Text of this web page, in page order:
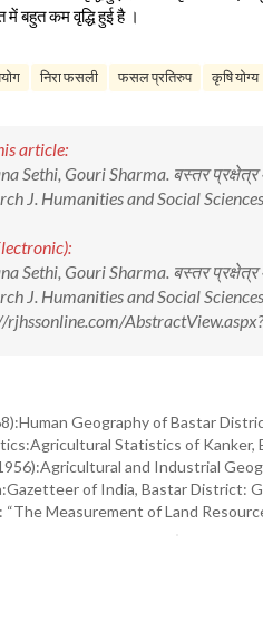
में बहुत कम वृद्धि हुई है ।
निरा फसली फसल प्रतिरुप कृषि योग्य
article:
Sethi, Gouri Sharma. बस्तर प्रक्षेत्र
J. Humanities and Social
Sethi, Gouri Sharma. बस्तर प्रक्षेत्र
J. Humanities and Social
rjhssonline.com/
Geography of Bastar
Statistics of Kanker,
and Industrial
of India, Bastar District:
Measurement of Land